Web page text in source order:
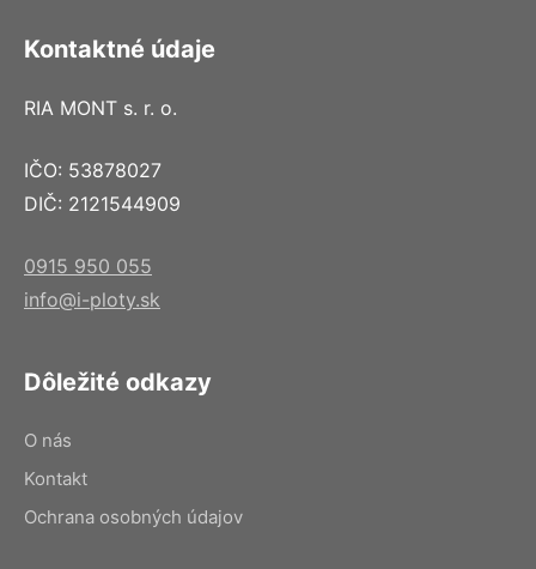
Kontaktné údaje
RIA MONT s. r. o.
IČO: 53878027
DIČ: 2121544909
0915 950 055
info@i-ploty.sk
Dôležité odkazy
O nás
Kontakt
Ochrana osobných údajov